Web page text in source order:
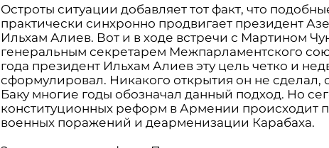
Остроты ситуации добавляет тот факт, что
практически синхронно продвигает президент
Ильхам Алиев. Вот и в ходе встречи с Мартином
генеральным секретарем Межпарламентского
года президент Ильхам Алиев эту цель четко и
сформулировал. Никакого открытия он не
Баку многие годы обозначал данный подход. Но
конституционных реформ в Армении происходит
военных поражений и деарменизации Карабаха.